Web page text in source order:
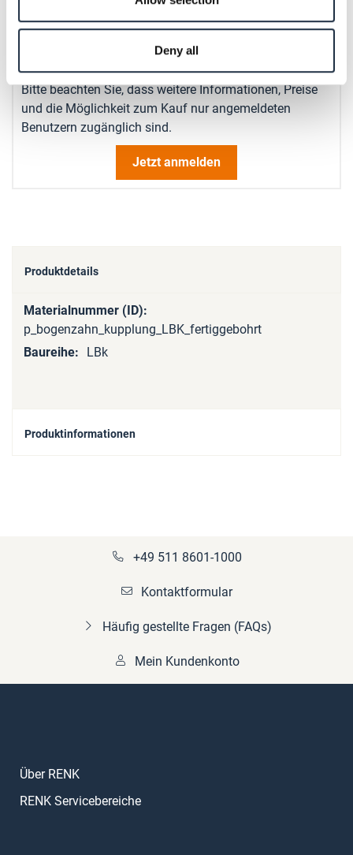
Deny all
Produkt anfragen
Bitte beachten Sie, dass weitere Informationen, Preise
und die Möglichkeit zum Kauf nur angemeldeten
Benutzern zugänglich sind.
Jetzt anmelden
Produktdetails
Mehr
Informationen
p_bogenzahn_kupplung_LBK_fertiggebohrt
LBk
Produktinformationen
+49 511 8601-1000
Kontaktformular
Häufig gestellte Fragen (FAQs)
Mein Kundenkonto
Über RENK
RENK Servicebereiche